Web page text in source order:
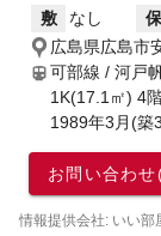
敷 なし 保
広島県広島市
可部線 / 河戸
1K(17.1㎡) 4
1989年3月(築
お問い合わせ
情報提供会社: いい